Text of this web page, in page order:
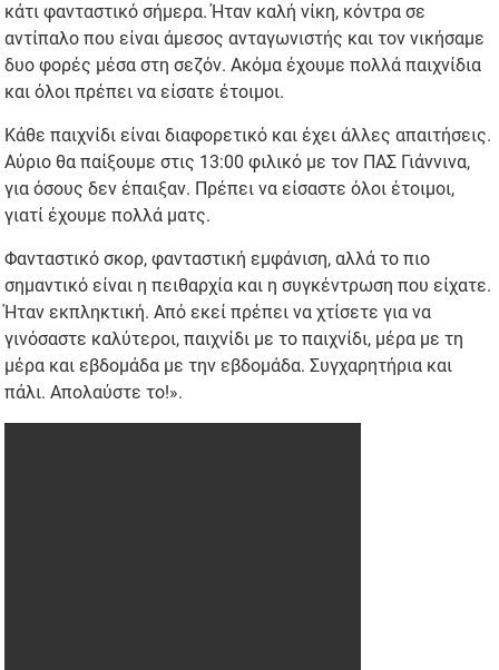
κάτι φανταστικό σήμερα. Ήταν καλή νίκη, κόντρα σε
αντίπαλο που είναι άμεσος ανταγωνιστής και τον νικήσαμε
δυο φορές μέσα στη σεζόν. Ακόμα έχουμε πολλά παιχνίδια
και όλοι πρέπει να είσατε έτοιμοι.
Κάθε παιχνίδι είναι διαφορετικό και έχει άλλες απαιτήσεις.
Αύριο θα παίξουμε στις 13:00 φιλικό με τον ΠΑΣ Γιάννινα,
για όσους δεν έπαιξαν. Πρέπει να είσαστε όλοι έτοιμοι,
γιατί έχουμε πολλά ματς.
Φανταστικό σκορ, φανταστική εμφάνιση, αλλά το πιο
σημαντικό είναι η πειθαρχία και η συγκέντρωση που είχατε.
Ήταν εκπληκτική. Από εκεί πρέπει να χτίσετε για να
γινόσαστε καλύτεροι, παιχνίδι με το παιχνίδι, μέρα με τη
μέρα και εβδομάδα με την εβδομάδα. Συγχαρητήρια και
πάλι. Απολαύστε το!».